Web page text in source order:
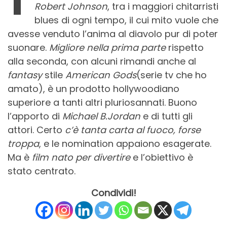
Robert Johnson, tra i maggiori chitarristi
blues di ogni tempo, il cui mito vuole che
avesse venduto l’anima al diavolo pur di poter
suonare. Migliore nella prima parte rispetto
alla seconda, con alcuni rimandi anche al
fantasystile American Gods(serie tv che ho
amato), è un prodotto hollywoodiano
superiore a tanti altri pluriosannati. Buono
l’apporto di Michael B.Jordan e di tutti gli
attori. Certo c’è tanta carta al fuoco, forse
troppa, e le nomination appaiono esagerate.
Ma è film nato per divertiree l’obiettivo è
stato centrato.
Condividi!